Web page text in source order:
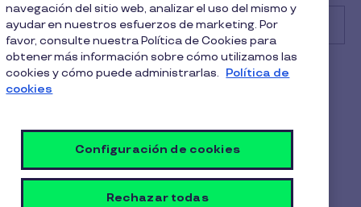
Buscar
Consumidor
Desconocimiento de
transacciones
1 Min de Lectura 22 Julio 2025
navegación del sitio web, analizar el uso del mismo y
ayudar en nuestros esfuerzos de marketing. Por
favor, consulte nuestra Política de Cookies para
obtener más información sobre cómo utilizamos las
cookies y cómo puede administrarlas. Política de
cookies
Configuración de cookies
Rechazar todas